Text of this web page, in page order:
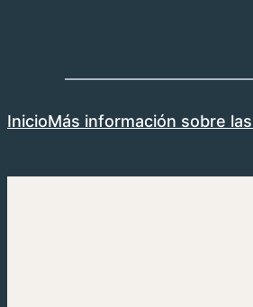
InicioMás información sobre